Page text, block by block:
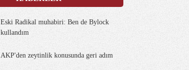
Eski Radikal muhabiri: Ben de Bylock
kullandım
AKP'den zeytinlik konusunda geri adım